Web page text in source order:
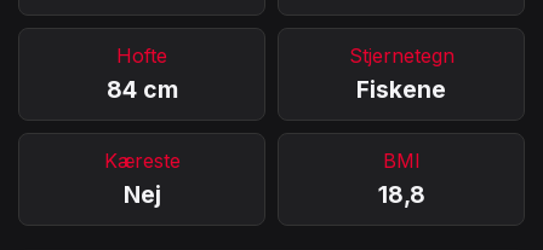
Hofte
84 cm
Stjernetegn
Fiskene
Kæreste
Nej
BMI
18,8